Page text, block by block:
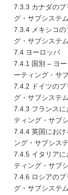
7.3.3 カナダのプ
グ・サブシステ
7.3.4 メキシコの
グ・サブシステ
7.4 ヨーロッパ
7.4.1 国別 – ヨ
ーティング・サ
7.4.2 ドイツのプ
グ・サブシステ
7.4.3 フランスに
ティング・サブ
7.4.4 英国におけ
ング・サブシス
7.4.5 イタリアに
ティング・サブ
7.4.6 ロシアのプ
グ・サブシステ